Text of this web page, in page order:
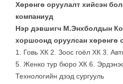
Хөрөнгө оруулалт хийсэн
компаниуд
Нэр дэвшигч М.Энхболдын
хоршоонд оруулсан хөрөнгө
1. Говь ХК 2. Зоос гоёл ХК 3.
5. Женко тур бюро ХК 6.
Технологийн дээд сургууль